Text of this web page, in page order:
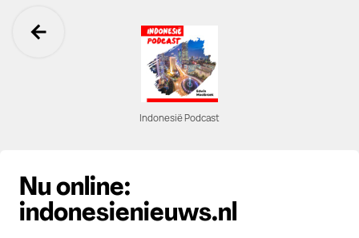
Ga terug
Indonesië Podcast
Nu online:
indonesienieuws.nl